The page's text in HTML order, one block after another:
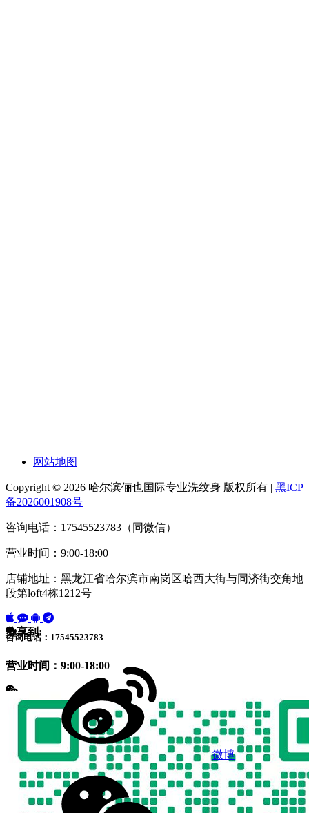
网站地图
Copyright © 2026 哈尔滨俪也国际专业洗纹身 版权所有 | 黑ICP
备2026001908号
咨询电话：17545523783（同微信）
营业时间：9:00-18:00
店铺地址：黑龙江省哈尔滨市南岗区哈西大街与同济街交角地
段第loft4栋1212号
咨询电话：17545523783
营业时间：9:00-18:00
分享到:
微博